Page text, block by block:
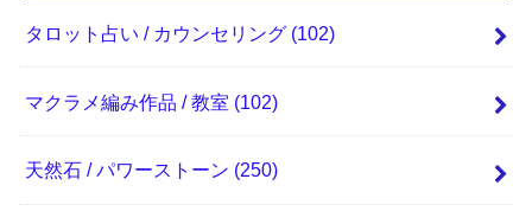
タロット占い / カウンセリング (102)
マクラメ編み作品 / 教室 (102)
天然石 / パワーストーン (250)